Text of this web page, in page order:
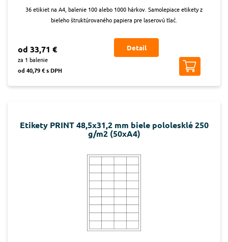
36 etikiet na A4, balenie 100 alebo 1000 hárkov. Samolepiace etikety z
bieleho štruktúrovaného papiera pre laserovú tlač.
od 33,71 €
za 1 balenie
od 40,79 € s DPH
Detail
Etikety PRINT 48,5x31,2 mm biele pololesklé 250
g/m2 (50xA4)